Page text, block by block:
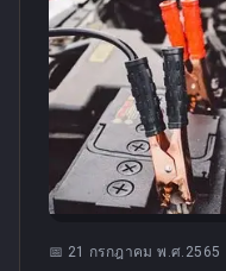
📅 21 กรกฎาคม พ.ศ.2565